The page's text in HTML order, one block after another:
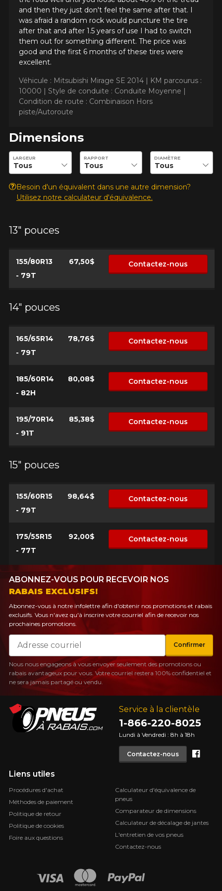
and then they just don't feel the same after that. I
was afraid a random rock would puncture the tire
after that and after 1.5 years of use I had to switch
them out for something different. The price was
good and the first 6 months of these tires were
excellent.
Véhicule : Mitsubishi Mirage SE 2014 | KM parcourus :
10000 | Style de conduite : Conduite Moyenne |
Condition de route : Combinaison Hors
piste/Autoroute
Dimensions
Entrez les dimensions souhaitées pour vérifier la disponibilité
LARGEUR RAPPORT DIAMÈTRE
Besoin d'un équivalent dans une autre dimension?
Utilisez notre calculateur d'équivalence.
13" pouces
155/80R13
- 79T
67,50$ Contactez-nous
14" pouces
165/65R14
- 79T
78,76$ Contactez-nous
185/60R14
- 82H
80,08$ Contactez-nous
195/70R14
- 91T
85,38$ Contactez-nous
15" pouces
155/60R15
- 79T
98,64$ Contactez-nous
175/55R15
- 77T
92,00$ Contactez-nous
Service à la clientèle
1-866-220-8025
Lundi à Vendredi : 8h à 18h
Contactez-nous
Liens utiles
Procédures d'achat
Méthodes de paiement
Politique de retour
Politique de cookies
Foire aux questions
Calculateur d'équivalence de
pneus
Comparateur de dimensions
Calculateur de décalage de jantes
L'entretien de vos pneus
Contactez-nous
ABONNEZ-VOUS POUR RECEVOIR NOS
RABAIS EXCLUSIFS!
Abonnez-vous à notre infolettre afin d'obtenir nos promotions et rabais
exclusifs. Vous n'avez qu'à inscrire votre courriel afin de recevoir nos
prochaines promotions.
Courriel
Confirmer
Nous nous engageons à vous envoyer seulement des promotions ou
rabais avantageux pour vous. Votre courriel restera 100% confidentiel et
ne sera jamais partagé ou vendu.